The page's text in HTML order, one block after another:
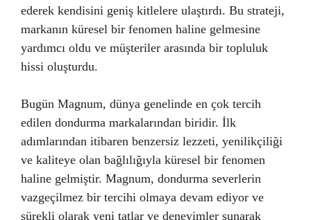
ederek kendisini geniş kitlelere ulaştırdı. Bu strateji,
markanın küresel bir fenomen haline gelmesine
yardımcı oldu ve müşteriler arasında bir topluluk
hissi oluşturdu.
Bugün Magnum, dünya genelinde en çok tercih
edilen dondurma markalarından biridir. İlk
adımlarından itibaren benzersiz lezzeti, yenilikçiliği
ve kaliteye olan bağlılığıyla küresel bir fenomen
haline gelmiştir. Magnum, dondurma severlerin
vazgeçilmez bir tercihi olmaya devam ediyor ve
sürekli olarak yeni tatlar ve deneyimler sunarak